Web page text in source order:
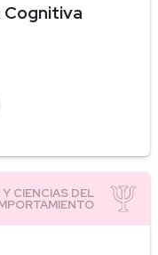
Cognitiva